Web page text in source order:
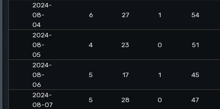
2024-
08-
04
6 27 1 54
2024-
08-
05
4 23 0 51
2024-
08-
06
5 17 1 45
2024-
08-07
5 28 0
47